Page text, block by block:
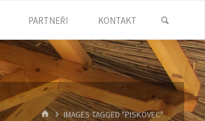
PARTNEŘI KONTAKT
HOMEIMAGES TAGGED "PISKOVEC"